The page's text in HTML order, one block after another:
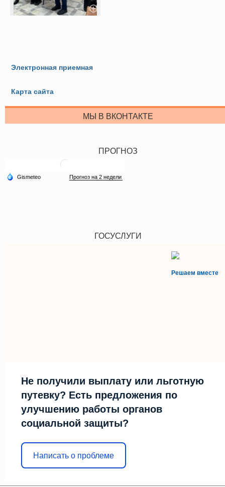
Электронная приемная
Карта сайта
МЫ В ВКОНТАКТЕ
ПРОГНОЗ
ГОСУСЛУГИ
Решаем вместе
Не получили выплату или льготную
путевку? Есть предложения по
улучшению работы органов
социальной защиты?
Написать о проблеме